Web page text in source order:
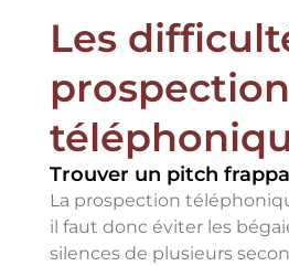
Les
prospection
Trouver un pitch
La prospection
il faut donc éviter les
silences de plusieurs